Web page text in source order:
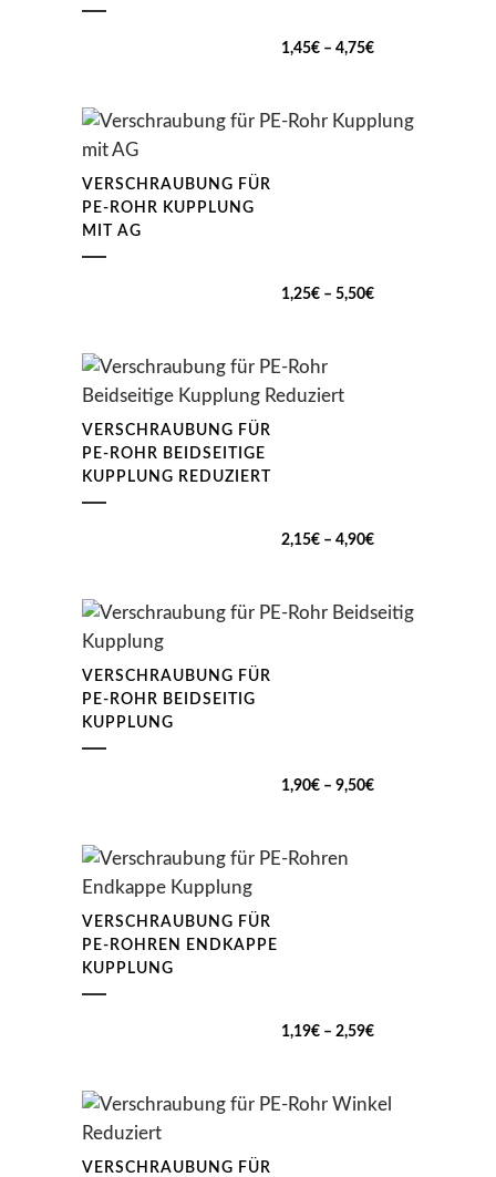
1,45€ – 4,75€Preisspanne:
4,75€
VERSCHRAUBUNG FÜR
PE-ROHR KUPPLUNG
MIT AG
1,25€ – 5,50€Preisspanne:
VERSCHRAUBUNG FÜR
PE-ROHR BEIDSEITIGE
KUPPLUNG REDUZIERT
2,15€ – 4,90€Preisspanne:
4,90€
VERSCHRAUBUNG FÜR
PE-ROHR BEIDSEITIG
KUPPLUNG
1,90€ – 9,50€Preisspanne:
VERSCHRAUBUNG FÜR
PE-ROHREN ENDKAPPE
KUPPLUNG
1,19€ – 2,59€Preisspanne:
VERSCHRAUBUNG FÜR